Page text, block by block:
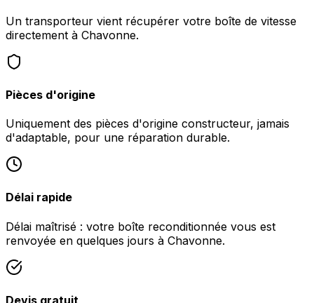
Un transporteur vient récupérer votre boîte de vitesse
directement à Chavonne.
Pièces d'origine
Uniquement des pièces d'origine constructeur, jamais
d'adaptable, pour une réparation durable.
Délai rapide
Délai maîtrisé : votre boîte reconditionnée vous est
renvoyée en quelques jours à Chavonne.
Devis gratuit